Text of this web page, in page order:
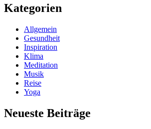
Kategorien
Allgemein
Gesundheit
Inspiration
Klima
Meditation
Musik
Reise
Yoga
Neueste Beiträge